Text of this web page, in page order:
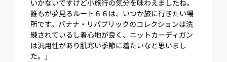
いかないですけど小旅行の気分を味わえましたね。
誰もが夢見るルート６６は、いつか旅に行きたい場
所です。バナナ・リパブリックのコレクションは洗
練されているし着心地が良く、ニットカーディガン
は汎用性があり肌寒い季節に着たいなと思いまし
た。」